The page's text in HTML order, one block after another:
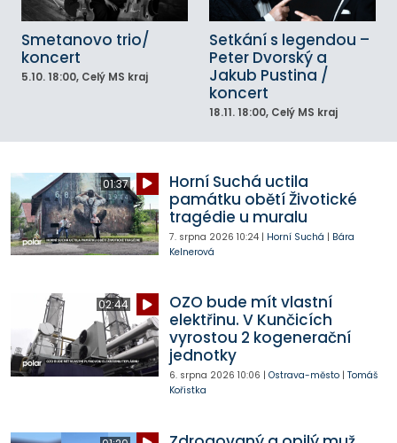
Smetanovo trio/
koncert
5.10. 18:00, Celý MS kraj
Setkání s legendou –
Peter Dvorský a
Jakub Pustina /
koncert
18.11. 18:00, Celý MS kraj
01:37
Horní Suchá uctila
památku obětí Životické
tragédie u muralu
7. srpna 2026 10:24| Horní Suchá | Bára
Kelnerová
02:44
OZO bude mít vlastní
elektřinu. V Kunčicích
vyrostou 2 kogenerační
jednotky
6. srpna 2026 10:06 | Ostrava-město| Tomáš
Kořistka